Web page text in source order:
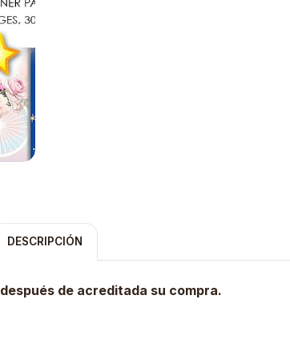
DESCRIPCIÓN
después de acreditada su compra.